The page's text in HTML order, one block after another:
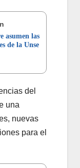
asumen las
de la Unse
del
una
nuevas
para el